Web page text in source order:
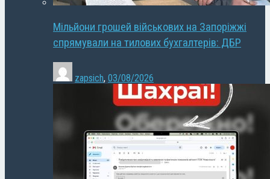
Мільйони грошей військових на Запоріжжі
спрямували на тилових бухгалтерів: ДБР
zapsich, 03/08/2026